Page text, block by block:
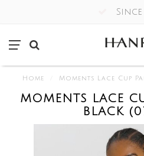
Since
Home Moments Lace Cup
MOMENTS LACE
BLACK